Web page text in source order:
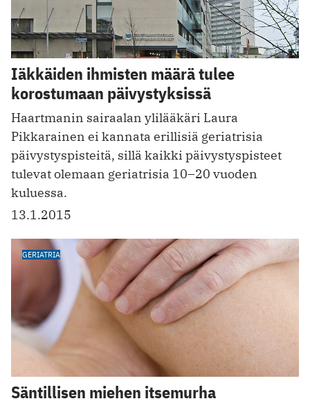
Iäkkäiden ihmisten määrä tulee
korostumaan päivystyksissä
Haartmanin sairaalan ylilääkäri Laura
Pikkarainen ei kannata erillisiä geriatrisia
päivystyspisteitä, sillä kaikki päivystyspisteet
tulevat olemaan geriatrisia 10–20 vuoden
kuluessa.
13.1.2015
GERIATRIA
Säntillisen miehen itsemurha